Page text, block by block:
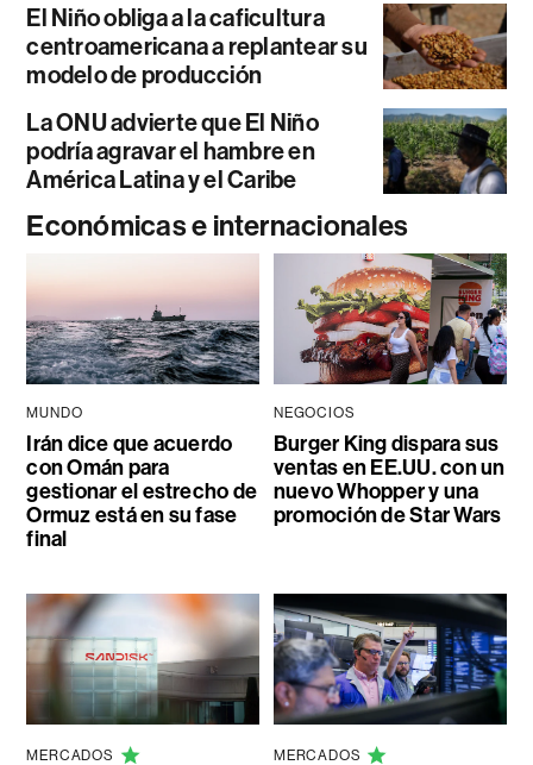
El Niño obliga a la caficultura
centroamericana a replantear su
modelo de producción
La ONU advierte que El Niño
podría agravar el hambre en
América Latina y el Caribe
Económicas e internacionales
MUNDO
Irán dice que acuerdo
con Omán para
gestionar el estrecho de
Ormuz está en su fase
final
NEGOCIOS
Burger King dispara sus
ventas en EE.UU. con un
nuevo Whopper y una
promoción de Star Wars
MERCADOS MERCADOS